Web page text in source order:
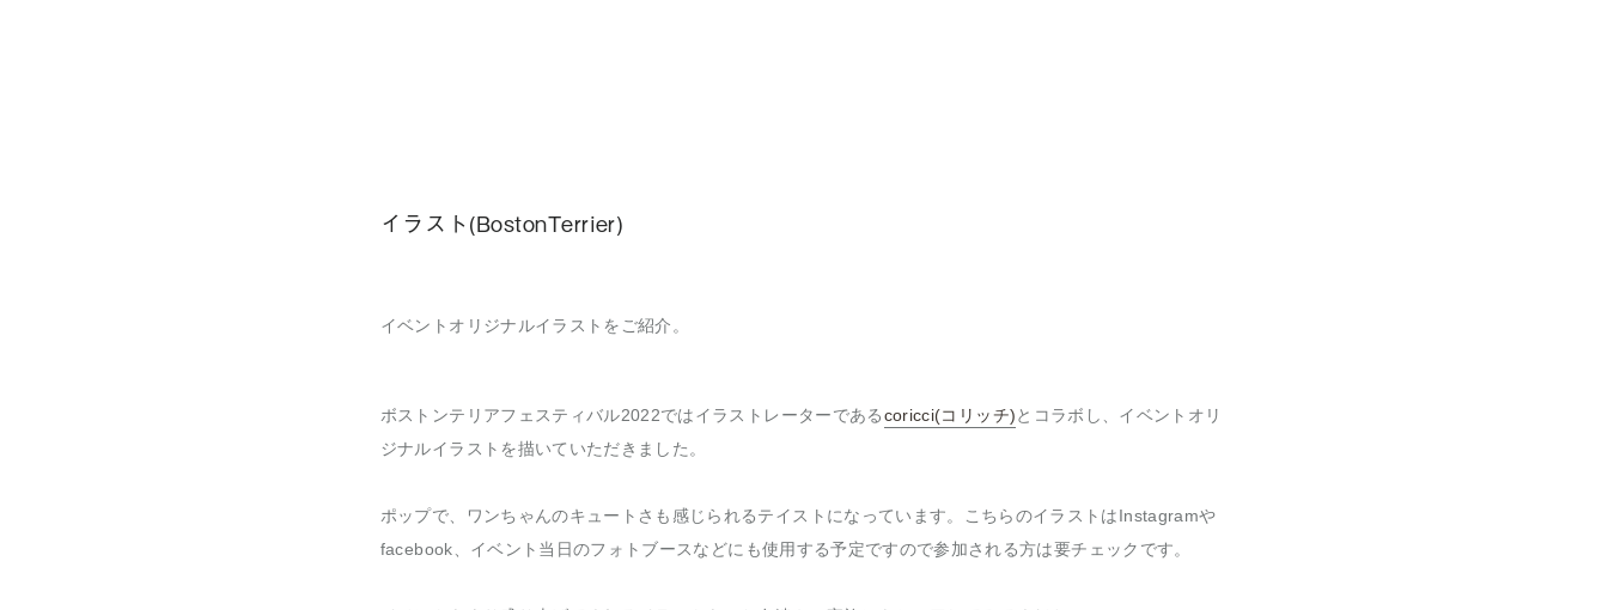
イラスト(BostonTerrier)
イベントオリジナルイラストをご紹介。
ボストンテリアフェスティバル2022ではイラストレーターであるcoricci(コリッチ)とコラボし、イベントオリ
ジナルイラストを描いていただきました。
ポップで、ワンちゃんのキュートさも感じられるテイストになっています。こちらのイラストはInstagramや
facebook、イベント当日のフォトブースなどにも使用する予定ですので参加される方は要チェックです。